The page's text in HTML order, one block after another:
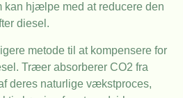
kan hjælpe med at reducere den
diesel.
metode til at kompensere for
Træer absorberer CO2 fra
deres naturlige vækstproces,